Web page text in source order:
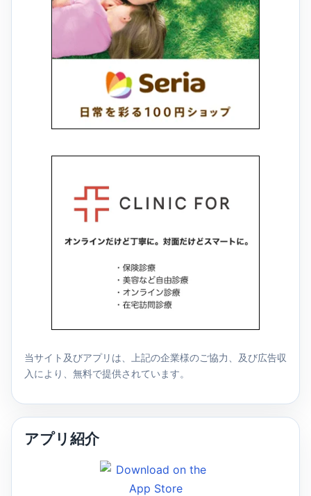
当サイト及びアプリは、上記の企業様のご協力、及び広告収
入により、無料で提供されています。
アプリ紹介